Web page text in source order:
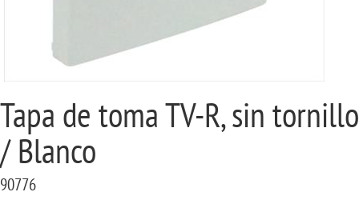
Tapa de toma TV-R, sin tornillo
/ Blanco
90776